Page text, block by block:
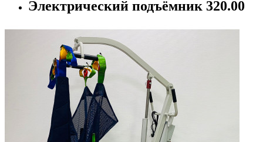
Электрический подъёмник 320.00